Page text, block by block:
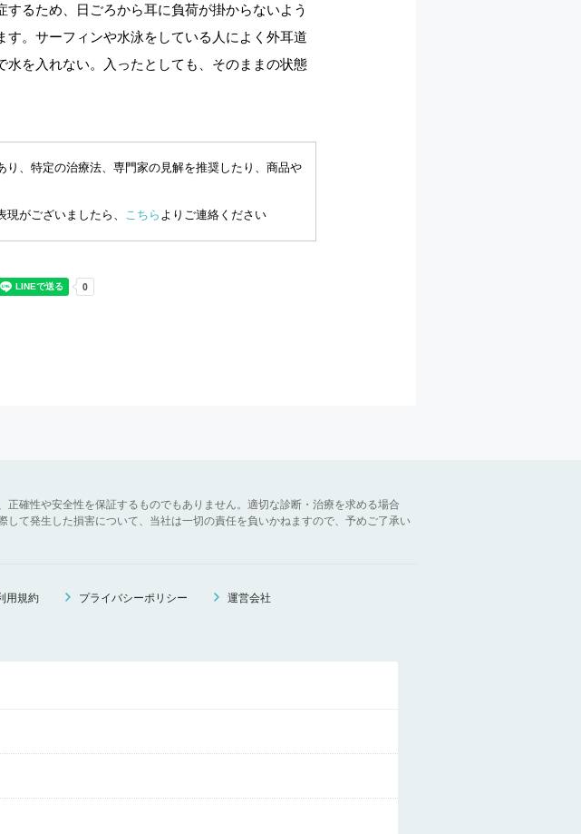
るため、日ごろから耳に負荷が掛からないよう
。サーフィンや水泳をしている人によく外耳道
を入れない。入ったとしても、そのままの状態
、特定の治療法、専門家の見解を推奨したり、商品や
がございましたら、
こちら よりご連絡ください
確性や安全性を保証するものでもありません。適切な診断・治療を求める場合
て発生した損害について、当社は一切の責任を負いかねますので、予めご了承い
用規約 プライバシーポリシー 運営会社